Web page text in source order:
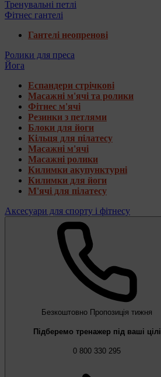
Тренувальні петлі
Фітнес гантелі
Гантелі неопренові
Ролики для преса
Йога
Еспандери стрічкові
Масажні м'ячі та ролики
Фітнес м'ячі
Резинки з петлями
Блоки для йоги
Кільця для пілатесу
Масажні м'ячі
Масажні ролики
Килимки акупунктурні
Килимки для йоги
М'ячі для пілатесу
Аксесуари для спорту і фітнесу
Безкоштовно Пропозиція тижня
Підберемо тренажер під ваші цілі
0 800 330 295